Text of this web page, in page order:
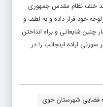
خلف نظام مقدس جمهوری
خود قرار داده و به لطف و
چنین شایعاتی و براه انداختن
اراده اینجانب را در
قضایی شهرستان خوی